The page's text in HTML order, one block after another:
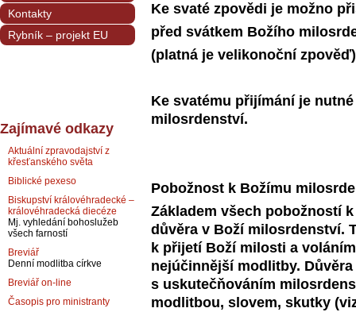
Ke svaté zpovědi je možno
před svátkem Božího
(platná je velikonoční zpověď)
Ke svatému přijímání je
milosrdenství.
Pobožnost k Božímu
Základem všech pobožností
důvěra v Boží milosrdenství.
k přijetí Boží milosti a
nejúčinnější modlitby.
s uskutečňováním
modlitbou, slovem, skutky
Kontakty
Rybník – projekt EU
Zajímavé odkazy
Aktuální zpravodajství z
křesťanského světa
Biblické pexeso
Biskupství královéhradecké –
královéhradecká diecéze
Mj. vyhledání bohoslužeb
všech farností
Breviář
Denní modlitba církve
Breviář on-line
Časopis pro ministranty